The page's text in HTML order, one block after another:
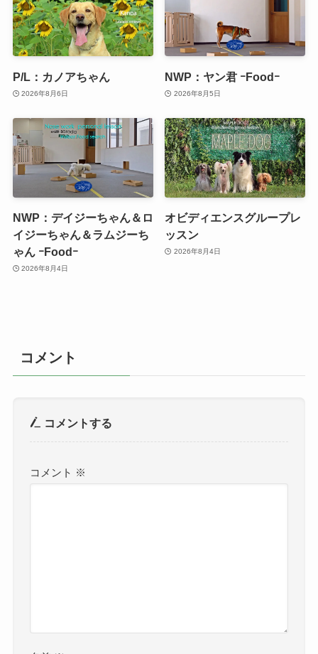
P/L：カノアちゃん
2026年8月6日
NWP：ヤン君 ｰFoodｰ
2026年8月5日
NWP：デイジーちゃん＆ロ
イジーちゃん＆ラムジーち
ゃん ｰFoodｰ
2026年8月4日
オビディエンスグループレ
ッスン
2026年8月4日
コメント
コメントする
コメント ※